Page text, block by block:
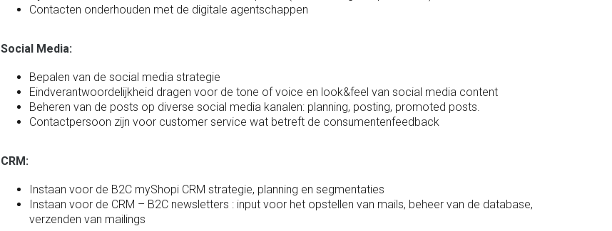
Contacten onderhouden met de digitale agentschappen
Social Media:
Bepalen van de social media strategie
Eindverantwoordelijkheid dragen voor de tone of voice en look&feel van social media content
Beheren van de posts op diverse social media kanalen: planning, posting, promoted posts.
Contactpersoon zijn voor customer service wat betreft de consumentenfeedback
CRM:
Instaan voor de B2C myShopi CRM strategie, planning en segmentaties
Instaan voor de CRM – B2C newsletters : input voor het opstellen van mails, beheer van de database,
verzenden van mailings